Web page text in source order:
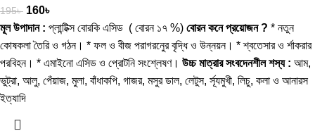
195৳ 160৳
মূল উপাদান : প্লান্টিক্স বোরকি এসিড ( বোরন ১৭ %) বোরন কনে প্রয়োজন ? * নতুন
কোষকলা তৈরি ও গঠন। * ফল ও বীজ পরাগরনেুর বৃদ্ধি ও উন্নয়ন। * শ্বতেসার ও র্শাকরার
পরবিহন। * এমাইনো এসিড ও প্রোটনি সংশ্লেষণ। উচ্চ মাত্রার সংবদেনশীল শস্য : আম,
ভুট্রা, আলু, পেঁয়াজ, মুলা, বাঁধাকপি, গাজর, মসুর ডাল, লেটুস, র্সূযমুখী, লিচু, কলা ও আনারস
ইত্যাদি